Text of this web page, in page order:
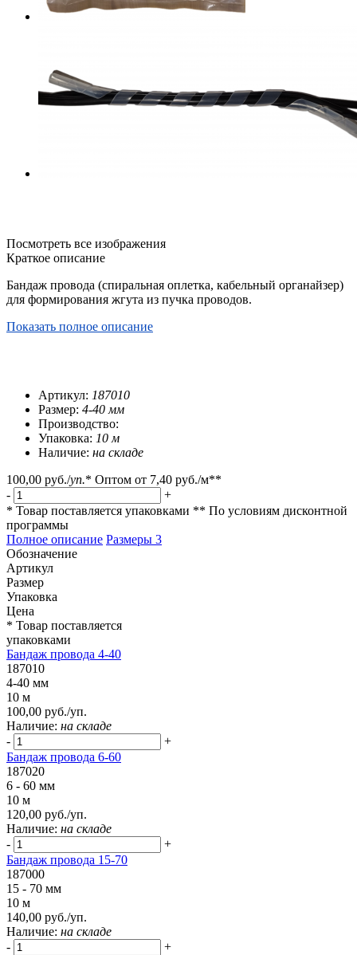
Посмотреть все изображения
Краткое описание
Бандаж провода (спиральная оплетка, кабельный органайзер)
для формирования жгута из пучка проводов.
Показать полное описание
Артикул: 187010
Размер: 4-40 мм
Производство:
Упаковка: 10 м
Наличие: на складе
100,00 руб./уп.* Оптом от 7,40 руб./м**
-
+
* Товар поставляется упаковками ** По условиям дисконтной
программы
Полное описание Размеры 3
Обозначение
Артикул
Размер
Упаковка
Цена
* Товар поставляется
упаковками
Бандаж провода 4-40
187010
4-40 мм
10 м
100,00 руб./уп.
Наличие: на складе
-
+
Бандаж провода 6-60
187020
6 - 60 мм
10 м
120,00 руб./уп.
Наличие: на складе
-
+
Бандаж провода 15-70
187000
15 - 70 мм
10 м
140,00 руб./уп.
Наличие: на складе
-
+